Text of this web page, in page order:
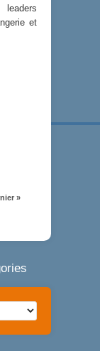
leaders
et
»